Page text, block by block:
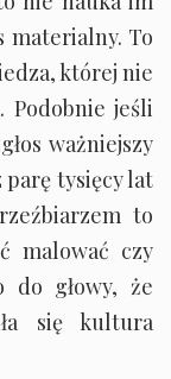
materialny. To
której nie
Podobnie jeśli
ważniejszy
parę tysięcy lat
to
malować czy
do głowy, że
się kultura